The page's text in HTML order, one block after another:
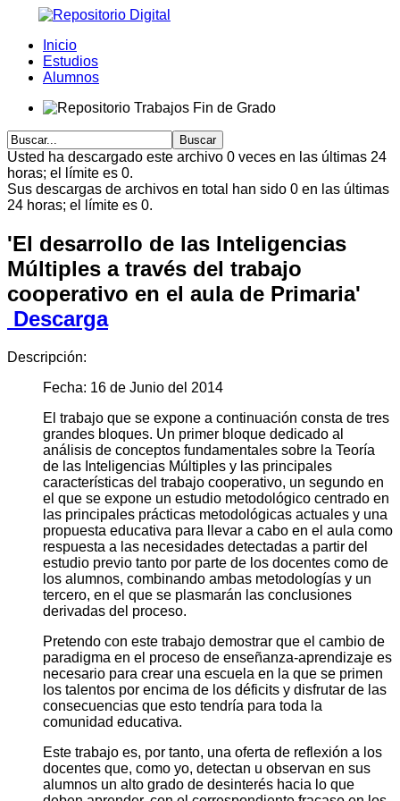
Inicio
Estudios
Alumnos
Usted ha descargado este archivo 0 veces en las últimas 24
horas; el límite es 0.
Sus descargas de archivos en total han sido 0 en las últimas
24 horas; el límite es 0.
'El desarrollo de las Inteligencias
Múltiples a través del trabajo
cooperativo en el aula de Primaria'
Descarga
Descripción:
Fecha: 16 de Junio del 2014
El trabajo que se expone a continuación consta de tres
grandes bloques. Un primer bloque dedicado al
análisis de conceptos fundamentales sobre la Teoría
de las Inteligencias Múltiples y las principales
características del trabajo cooperativo, un segundo en
el que se expone un estudio metodológico centrado en
las principales prácticas metodológicas actuales y una
propuesta educativa para llevar a cabo en el aula como
respuesta a las necesidades detectadas a partir del
estudio previo tanto por parte de los docentes como de
los alumnos, combinando ambas metodologías y un
tercero, en el que se plasmarán las conclusiones
derivadas del proceso.
Pretendo con este trabajo demostrar que el cambio de
paradigma en el proceso de enseñanza-aprendizaje es
necesario para crear una escuela en la que se primen
los talentos por encima de los déficits y disfrutar de las
consecuencias que esto tendría para toda la
comunidad educativa.
Este trabajo es, por tanto, una oferta de reflexión a los
docentes que, como yo, detectan u observan en sus
alumnos un alto grado de desinterés hacia lo que